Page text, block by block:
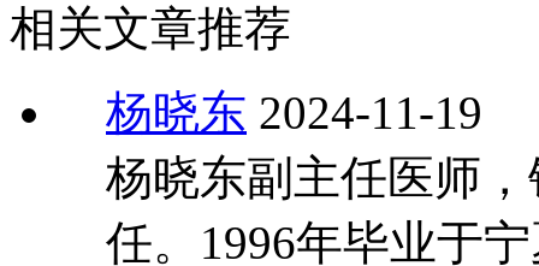
相关文章推荐
杨晓东 2024-11-19
杨晓东副主任医师
任。1996年毕业于